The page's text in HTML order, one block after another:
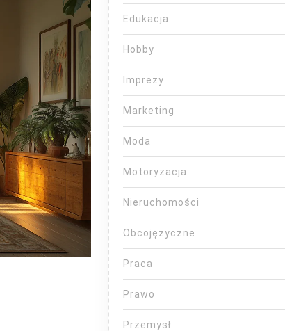
Edukacja
Hobby
Imprezy
Marketing
Moda
Motoryzacja
Nieruchomości
Obcojęzyczne
Praca
Prawo
Przemysł